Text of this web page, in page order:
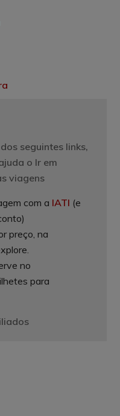
seguintes links,
o Ir em
viagens
com a IATI (e
preço, na
no
para